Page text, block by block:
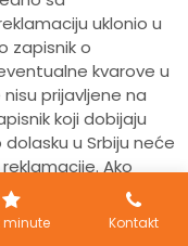
uklonio u
zapisnik o
kvarove u
prijavljene na
koji dobijaju
u Srbiju neće
Ako
rešenje koje
da sačeka
minute Kontakt